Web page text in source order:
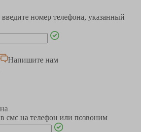
номер телефона, указанный
Напишите нам
смс на телефон или позвоним